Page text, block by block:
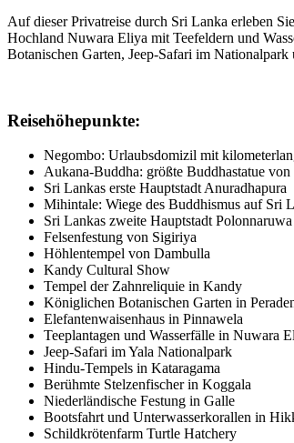
Auf dieser Privatreise durch Sri Lanka erleben
Hochland Nuwara Eliya mit Teefeldern und
Botanischen Garten, Jeep-Safari im
Reisehöhepunkte:
Negombo: Urlaubsdomizil mit
Aukana-Buddha: größte Buddhastatue
Sri Lankas erste Hauptstadt Anuradhapura
Mihintale: Wiege des Buddhismus auf Sri
Sri Lankas zweite Hauptstadt Polonnaruwa
Felsenfestung von Sigiriya
Höhlentempel von Dambulla
Kandy Cultural Show
Tempel der Zahnreliquie in Kandy
Königlichen Botanischen Garten in
Elefantenwaisenhaus in Pinnawela
Teeplantagen und Wasserfälle in Nuwara
Jeep-Safari im Yala Nationalpark
Hindu-Tempels in Kataragama
Berühmte Stelzenfischer in Koggala
Niederländische Festung in Galle
Bootsfahrt und Unterwasserkorallen in
Schildkrötenfarm Turtle Hatchery